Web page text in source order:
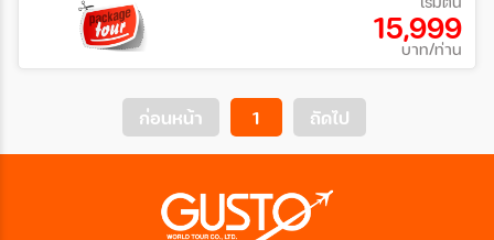
15,999
บาท/ท่าน
ก่อนหน้า 1 ถัดไป